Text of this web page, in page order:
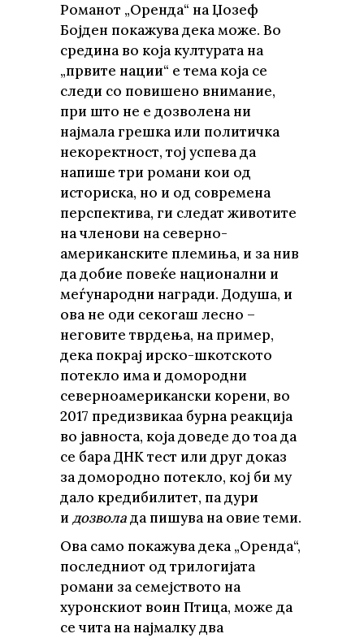
Романот „Оренда“ на Џозеф
Бојден покажува дека може. Во
средина во која културата на
„првите нации“ е тема која се
следи со повишено внимание,
при што не е дозволена ни
најмала грешка или политичка
некоректност, тој успева да
напише три романи кои од
историска, но и од современа
перспектива, ги следат животите
на членови на северно-
американските племиња, и за нив
да добие повеќе национални и
меѓународни награди. Додуша, и
ова не оди секогаш лесно –
неговите тврдења, на пример,
дека покрај ирско-шкотското
потекло има и домородни
северноамерикански корени, во
2017 предизвикаа бурна реакција
во јавноста, која доведе до тоа да
се бара ДНК тест или друг доказ
за домородно потекло, кој би му
дало кредибилитет, па дури
и дозволада пишува на овие теми.
Ова само покажува дека „Оренда“,
последниот од трилогијата
романи за семејството на
хуронскиот воин Птица, може да
се чита на најмалку два